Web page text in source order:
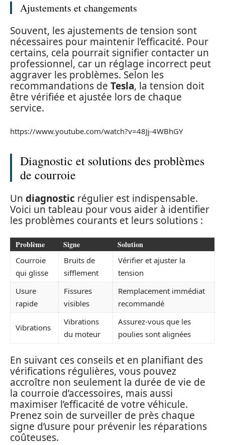
Ajustements et changements
Souvent, les ajustements de tension sont
nécessaires pour maintenir l’efficacité. Pour
certains, cela pourrait signifier contacter un
professionnel, car un réglage incorrect peut
aggraver les problèmes. Selon les
recommandations de Tesla, la tension doit
être vérifiée et ajustée lors de chaque
service.
https://www.youtube.com/watch?v=48Jj-4WBhGY
Diagnostic et solutions des problèmes
de courroie
Un diagnostic régulier est indispensable.
Voici un tableau pour vous aider à identifier
les problèmes courants et leurs solutions :
Problème Signe Solution
Courroie
qui glisse
Bruits de
sifflement
Vérifier et ajuster la
tension
Usure
rapide
Fissures
visibles
Remplacement immédiat
recommandé
Vibrations
Vibrations
du moteur
Assurez-vous que les
poulies sont alignées
En suivant ces conseils et en planifiant des
vérifications régulières, vous pouvez
accroître non seulement la durée de vie de
la courroie d’accessoires, mais aussi
maximiser l’efficacité de votre véhicule.
Prenez soin de surveiller de près chaque
signe d’usure pour prévenir les réparations
coûteuses.